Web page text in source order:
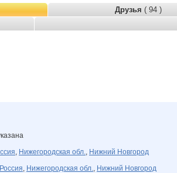
Друзья ( 94 )
, Нижегородская обл., Нижний Новгород
Россия, Нижегородская обл., Нижний Новгород